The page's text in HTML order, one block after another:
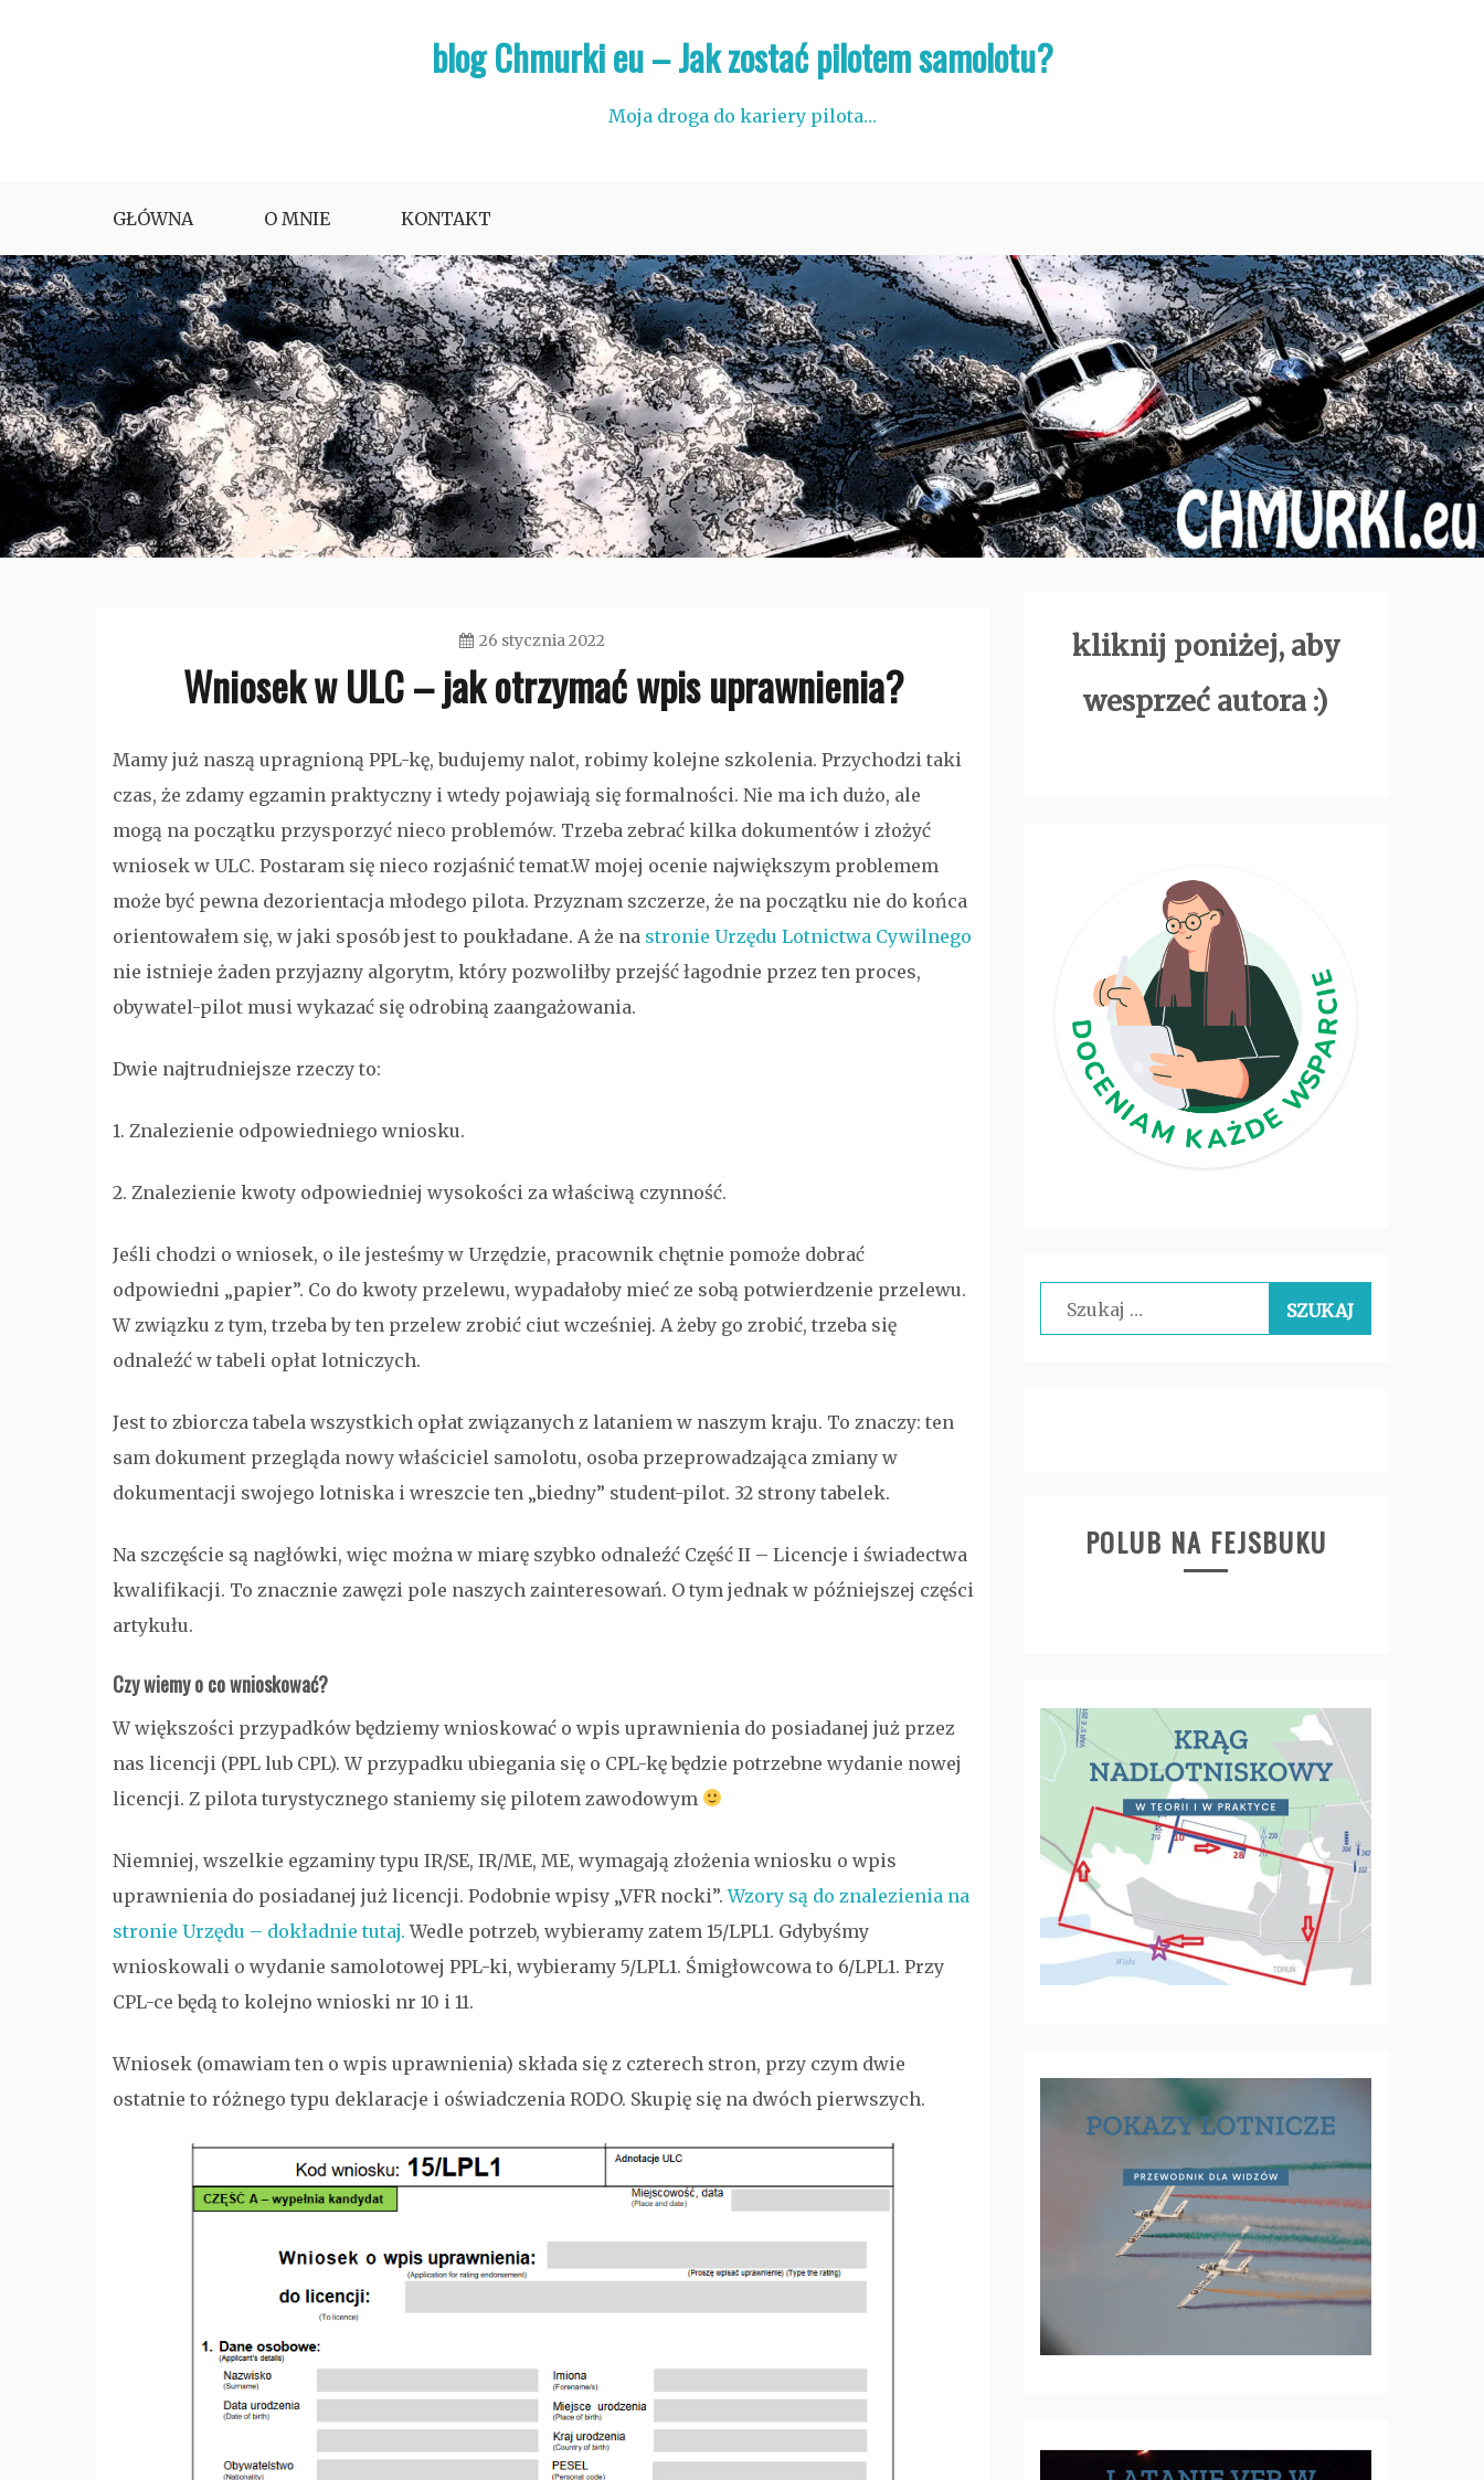
blog Chmurki eu – Jak zostać pilotem samolotu?
Moja droga do kariery pilota…
GŁÓWNA O MNIE KONTAKT
26 stycznia 2022
Wniosek w ULC – jak otrzymać wpis uprawnienia?
kategorii
Mamy już naszą upragnioną PPL-kę, budujemy nalot, robimy kolejne szkolenia. Przychodzi taki
czas, że zdamy egzamin praktyczny i wtedy pojawiają się formalności. Nie ma ich dużo, ale
mogą na początku przysporzyć nieco problemów. Trzeba zebrać kilka dokumentów i złożyć
wniosek w ULC. Postaram się nieco rozjaśnić temat.W mojej ocenie największym problemem
może być pewna dezorientacja młodego pilota. Przyznam szczerze, że na początku nie do końca
orientowałem się, w jaki sposób jest to poukładane. A że na stronie Urzędu Lotnictwa Cywilnego
nie istnieje żaden przyjazny algorytm, który pozwoliłby przejść łagodnie przez ten proces,
obywatel-pilot musi wykazać się odrobiną zaangażowania.
Dwie najtrudniejsze rzeczy to:
1. Znalezienie odpowiedniego wniosku.
2. Znalezienie kwoty odpowiedniej wysokości za właściwą czynność.
Jeśli chodzi o wniosek, o ile jesteśmy w Urzędzie, pracownik chętnie pomoże dobrać
odpowiedni „papier”. Co do kwoty przelewu, wypadałoby mieć ze sobą potwierdzenie przelewu.
W związku z tym, trzeba by ten przelew zrobić ciut wcześniej. A żeby go zrobić, trzeba się
odnaleźć w tabeli opłat lotniczych.
Jest to zbiorcza tabela wszystkich opłat związanych z lataniem w naszym kraju. To znaczy: ten
sam dokument przegląda nowy właściciel samolotu, osoba przeprowadzająca zmiany w
dokumentacji swojego lotniska i wreszcie ten „biedny” student-pilot. 32 strony tabelek.
Na szczęście są nagłówki, więc można w miarę szybko odnaleźć Część II – Licencje i świadectwa
kwalifikacji. To znacznie zawęzi pole naszych zainteresowań. O tym jednak w późniejszej części
artykułu.
Czy wiemy o co wnioskować?
W większości przypadków będziemy wnioskować o wpis uprawnienia do posiadanej już przez
nas licencji (PPL lub CPL). W przypadku ubiegania się o CPL-kę będzie potrzebne wydanie nowej
licencji. Z pilota turystycznego staniemy się pilotem zawodowym
Niemniej, wszelkie egzaminy typu IR/SE, IR/ME, ME, wymagają złożenia wniosku o wpis
uprawnienia do posiadanej już licencji. Podobnie wpisy „VFR nocki”.Wzory są do znalezienia na
stronie Urzędu – dokładnie tutaj. Wedle potrzeb, wybieramy zatem 15/LPL1. Gdybyśmy
wnioskowali o wydanie samolotowej PPL-ki, wybieramy 5/LPL1. Śmigłowcowa to 6/LPL1. Przy
CPL-ce będą to kolejno wnioski nr 10 i 11.
Wniosek (omawiam ten o wpis uprawnienia) składa się z czterech stron, przy czym dwie
ostatnie to różnego typu deklaracje i oświadczenia RODO. Skupię się na dwóch pierwszych.
kliknij poniżej, aby
wesprzeć autora :)
Szukaj:
POLUB NA FEJSBUKU